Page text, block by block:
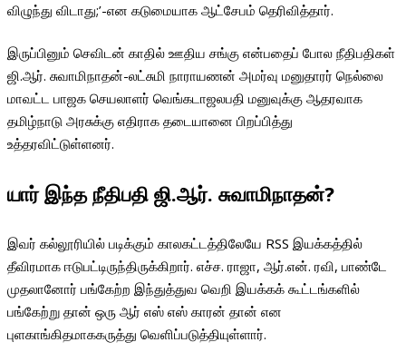
விழுந்து விடாது;’-என கடுமையாக ஆட்சேபம் தெரிவித்தார்.
இருப்பினும் செவிடன் காதில் ஊதிய சங்கு என்பதைப் போல நீதிபதிகள்
ஜி.ஆர். சுவாமிநாதன்-லட்சுமி நாராயணன் அமர்வு மனுதாரர் நெல்லை
மாவட்ட பாஜக செயலாளர் வெங்கடாஜலபதி மனுவுக்கு ஆதரவாக
தமிழ்நாடு அரசுக்கு எதிராக தடையானை பிறப்பித்து
உத்தரவிட்டுள்ளனர்.
யார் இந்த நீதிபதி ஜி.ஆர். சுவாமிநாதன்?
இவர் கல்லூரியில் படிக்கும் காலகட்டத்திலேயே RSS இயக்கத்தில்
தீவிரமாக ஈடுபட்டிருந்திருக்கிறார். எச்ச. ராஜா, ஆர்.என். ரவி, பாண்டே
முதலானோர் பங்கேற்ற இந்துத்துவ வெறி இயக்கக் கூட்டங்களில்
பங்கேற்று தான் ஒரு ஆர் எஸ் எஸ் காரன் தான் என
புளகாங்கிதமாககருத்து வெளிப்படுத்தியுள்ளார்.